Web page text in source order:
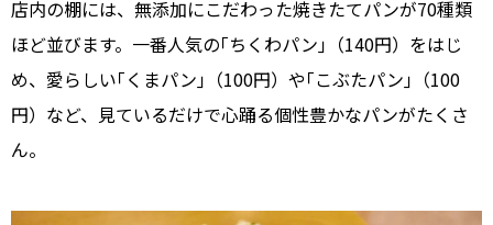
店内の棚には、無添加にこだわった焼きたてパンが70種類
ほど並びます。一番人気の｢ちくわパン｣（140円）をはじ
め、愛らしい｢くまパン｣（100円）や｢こぶたパン｣（100
円）など、見ているだけで心踊る個性豊かなパンがたくさ
ん。